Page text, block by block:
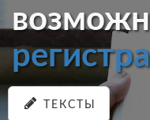
ТЕКСТЫ